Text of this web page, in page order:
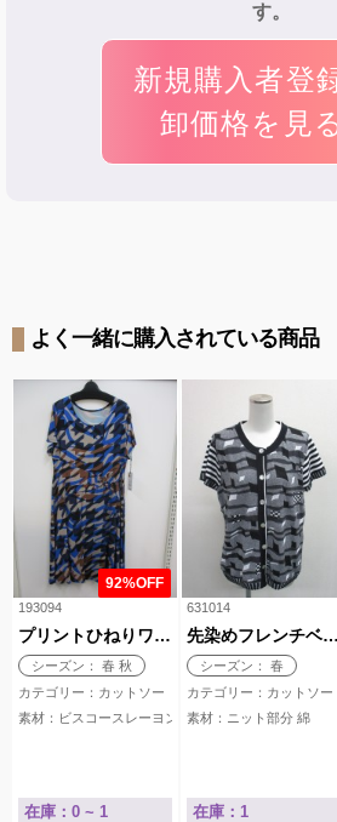
す。
新規購入者登
卸価格を見
よく一緒に購入されている商品
92%OFF
193094
プリントひねりワンピース
シーズン： 春 秋
カテゴリー：カットソー
素材：ビスコースレーヨン 94％ ポリウレタン
在庫：0 ~ 1
631014
先染めフレンチベスト
シーズン： 春
カテゴリー：カットソー
素材：ニット部分 綿
在庫：1